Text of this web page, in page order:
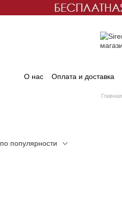
О нас Оплата и доставка
Главная
по популярности